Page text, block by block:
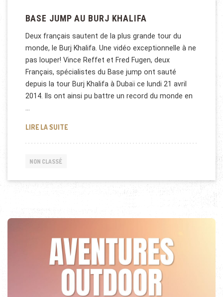
BASE JUMP AU BURJ KHALIFA
Deux français sautent de la plus grande tour du
monde, le Burj Khalifa. Une vidéo exceptionnelle à ne
pas louper! Vince Reffet et Fred Fugen, deux
Français, spécialistes du Base jump ont sauté
depuis la tour Burj Khalifa à Dubaï ce lundi 21 avril
2014. Ils ont ainsi pu battre un record du monde en
LIRE LA SUITEBASE JUMP AU BURJ KHALIFA
NON CLASSÉ